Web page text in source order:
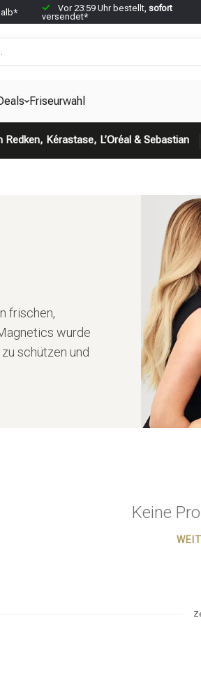
Vor 23:59 Uhr bestellt, sofort
versendet*
Friseurwahl
Kérastase, L’Oréal & Sebastian
frischen,
wurde
schützen und
Keine